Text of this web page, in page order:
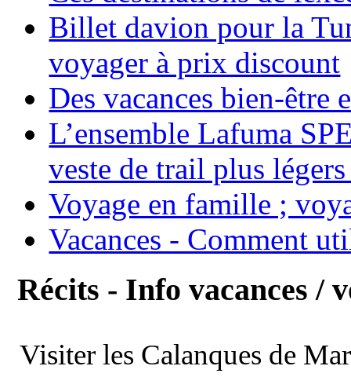
Billet davion pour la
voyager à prix discount
Des vacances bien-être
L’ensemble Lafuma
veste de trail plus
Voyage en famille ;
Vacances - Comment
Récits - Info vacances /
Visiter les Calanques de